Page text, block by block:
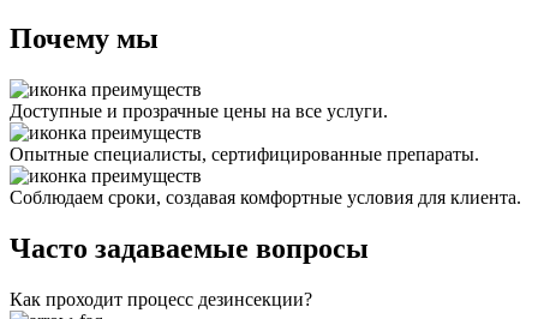
Почему мы
Доступные и прозрачные цены на все услуги.
Опытные специалисты, сертифицированные препараты.
Соблюдаем сроки, создавая комфортные условия для клиента.
Часто задаваемые вопросы
Как проходит процесс дезинсекции?